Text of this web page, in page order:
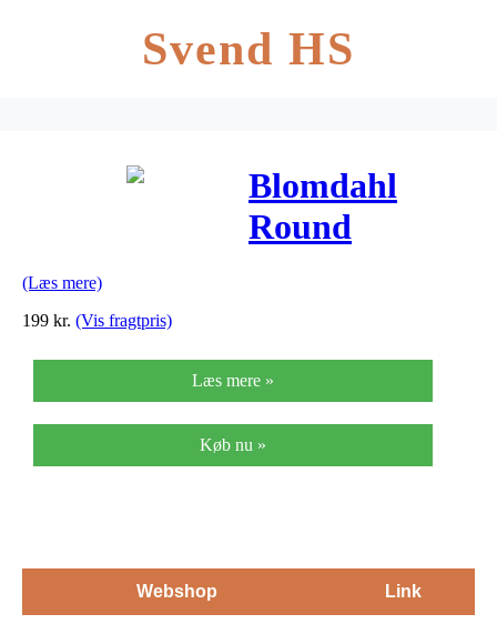
Svend HS
Blomdahl
Round
Øreringe 15-
1248-05
(Læs mere)
199 kr. (Vis fragtpris)
Læs mere »
Køb nu »
Webshop Link